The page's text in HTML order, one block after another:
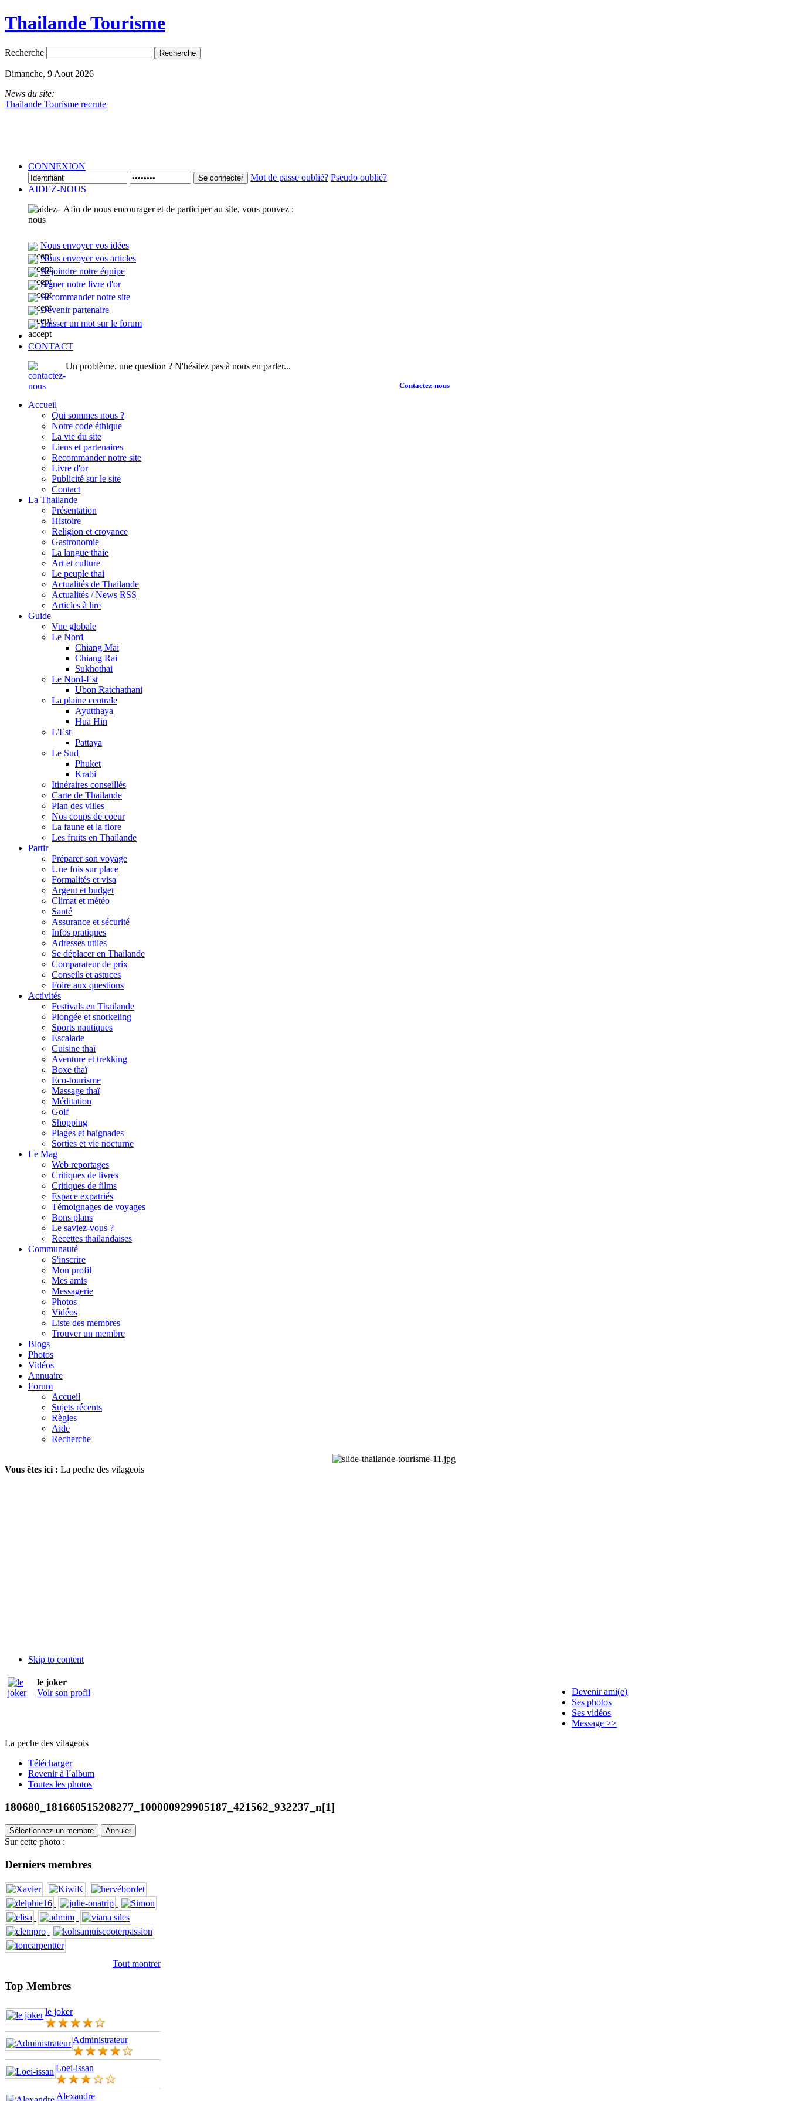
Thailande Tourisme
Recherche
Dimanche, 9 Aout 2026
News du site:
Thailande Tourisme recrute
CONNEXION
Se connecter Mot de passe oublié? Pseudo oublié?
AIDEZ-NOUS
Afin de nous encourager et de participer au site, vous pouvez :
Nous envoyer vos idées
Nous envoyer vos articles
Rejoindre notre équipe
Signer notre livre d'or
Recommander notre site
Devenir partenaire
Laisser un mot sur le forum
CONTACT
Un problème, une question ? N'hésitez pas à nous en parler...
Contactez-nous
Accueil
Qui sommes nous ?
Notre code éthique
La vie du site
Liens et partenaires
Recommander notre site
Livre d'or
Publicité sur le site
Contact
La Thailande
Présentation
Histoire
Religion et croyance
Gastronomie
La langue thaie
Art et culture
Le peuple thai
Actualités de Thailande
Actualités / News RSS
Articles à lire
Guide
Vue globale
Le Nord
Chiang Mai
Chiang Rai
Sukhothai
Le Nord-Est
Ubon Ratchathani
La plaine centrale
Ayutthaya
Hua Hin
L'Est
Pattaya
Le Sud
Phuket
Krabi
Itinéraires conseillés
Carte de Thailande
Plan des villes
Nos coups de coeur
La faune et la flore
Les fruits en Thailande
Partir
Préparer son voyage
Une fois sur place
Formalités et visa
Argent et budget
Climat et météo
Santé
Assurance et sécurité
Infos pratiques
Adresses utiles
Se déplacer en Thailande
Comparateur de prix
Conseils et astuces
Foire aux questions
Activités
Festivals en Thailande
Plongée et snorkeling
Sports nautiques
Escalade
Cuisine thaï
Aventure et trekking
Boxe thaï
Eco-tourisme
Massage thaï
Méditation
Golf
Shopping
Plages et baignades
Sorties et vie nocturne
Le Mag
Web reportages
Critiques de livres
Critiques de films
Espace expatriés
Témoignages de voyages
Bons plans
Le saviez-vous ?
Recettes thailandaises
Communauté
S'inscrire
Mon profil
Mes amis
Messagerie
Photos
Vidéos
Liste des membres
Trouver un membre
Blogs
Photos
Vidéos
Annuaire
Forum
Accueil
Sujets récents
Règles
Aide
Recherche
Vous êtes ici : La peche des vilageois
Skip to content
le joker
Voir son profil
Devenir ami(e)
Ses photos
Ses vidéos
Message >>
La peche des vilageois
Télécharger
Revenir à l´album
Toutes les photos
180680_181660515208277_100000929905187_421562_932237_n[1]
Sélectionnez un membre Annuler
Sur cette photo :
Derniers membres
Tout montrer
Top Membres
le joker
Administrateur
Loei-issan
Alexandre